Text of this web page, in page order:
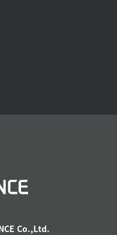
Co.,Ltd.